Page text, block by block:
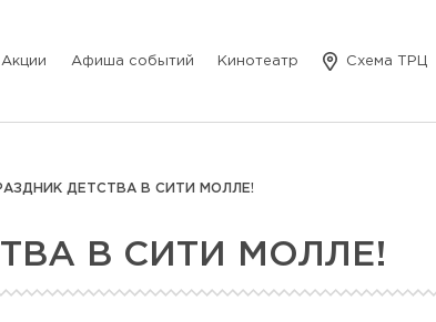
Акции Афиша событий Кинотеатр Схема ТРЦ
ДЕТСТВА В СИТИ МОЛЛЕ!
В СИТИ МОЛЛЕ!